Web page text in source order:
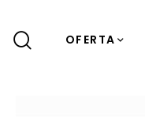
OFERTA